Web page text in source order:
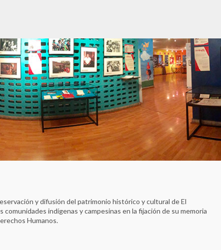
y difusión del patrimonio histórico y cultural de El
indígenas y campesinas en la fijación de su memoria
Humanos.